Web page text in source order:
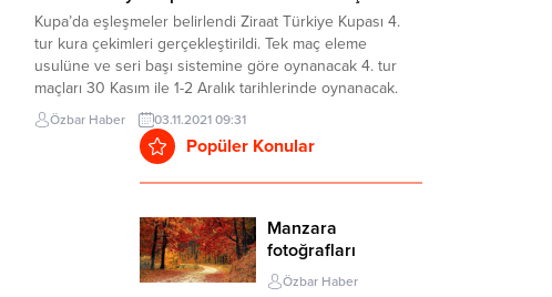
Kupa’da eşleşmeler belirlendi Ziraat Türkiye Kupası 4.
tur kura çekimleri gerçekleştirildi. Tek maç eleme
usulüne ve seri başı sistemine göre oynanacak 4. tur
maçları 30 Kasım ile 1-2 Aralık tarihlerinde oynanacak.
EŞLEŞMELER Fatih Karagümrük – SarıyerAdana
Demirspor – Serik BelediyesporAdanaspor –
KocaelisporGaziantep FK – SakaryasporAntalyaspor –
Özbar Haber 03.11.2021 09:31
Popüler Konular
Manzara
fotoğrafları
Özbar Haber